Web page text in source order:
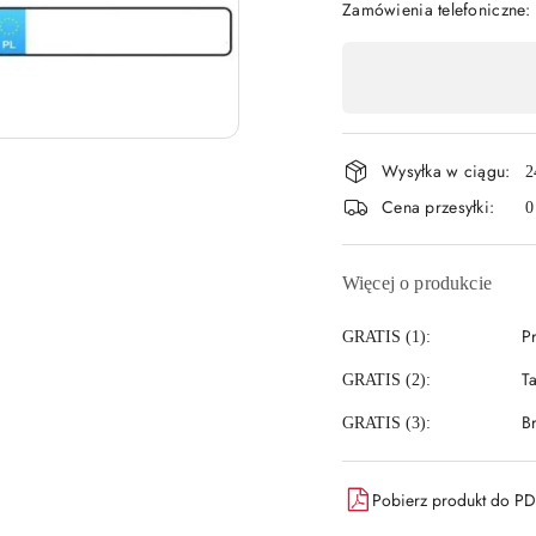
Zamówienia telefoniczne:
płatność
i
dostawa
Wysyłka w ciągu:
Cena przesyłki: 0
Więcej o produkcie
GRATIS (1):
GRATIS (2):
GRATIS (3):
Pobierz produkt do